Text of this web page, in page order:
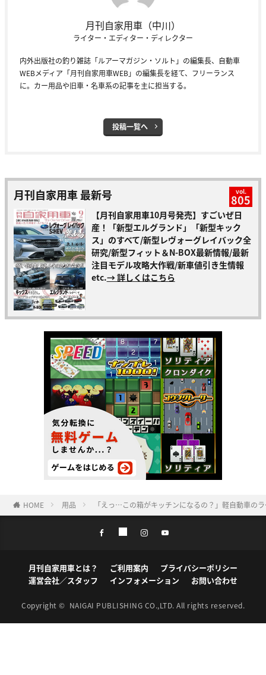
月刊自家用車（中川）
ライター・エディター・ディレクター
内外出版社の釣り雑誌「ルアーマガジン・ソルト」の編集長、自動車
WEBメディア「月刊自家用車WEB」の編集長を経て、フリーランス
に。カー用品や旧車・名車系の記事を主に担当する。
投稿一覧へ
月刊自家用車 最新号 vol.
805
【月刊自家用車10月号発売】すごいぜ日
産！「新型エルグランド」「新型キック
ス」のすべて/新型レヴォーグレイバック全
研究/新型フィット＆N-BOX最新情報/最新
注目モデル攻略大作戦/新車値引き生情報
etc.→ 詳しくはこちら
HOME 用品 「えっ…この箱がキッチンになるの？」軽自動車の
月刊自家用車とは？ ご利用案内
プライバシーポリシー
運営会社／スタッフ
インフォメーション お問い合わせ
Copyright © NAIGAI PUBLISHING CO.,LTD. All rights reserved.